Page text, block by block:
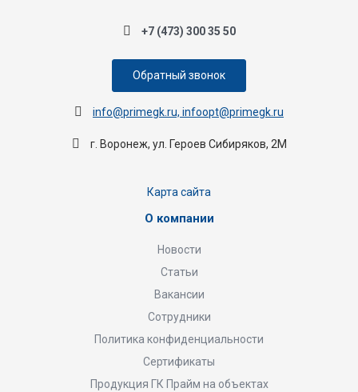
+7 (473) 300 35 50
Обратный звонок
info@primegk.ru, infoopt@primegk.ru
г. Воронеж, ул. Героев Сибиряков, 2М
Карта сайта
О компании
Новости
Статьи
Вакансии
Сотрудники
Политика конфиденциальности
Сертификаты
Продукция ГК Прайм на объектах